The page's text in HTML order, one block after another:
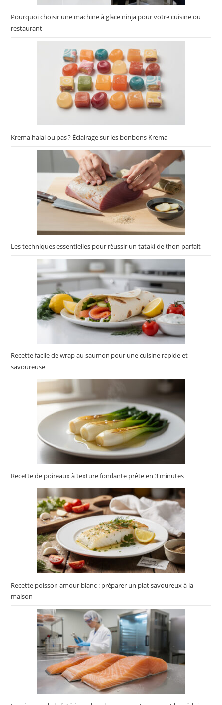
Pourquoi choisir une machine à glace ninja pour votre cuisine ou
restaurant
Krema halal ou pas ? Éclairage sur les bonbons Krema
Les techniques essentielles pour réussir un tataki de thon parfait
Recette facile de wrap au saumon pour une cuisine rapide et
savoureuse
Recette de poireaux à texture fondante prête en 3 minutes
Recette poisson amour blanc : préparer un plat savoureux à la
maison